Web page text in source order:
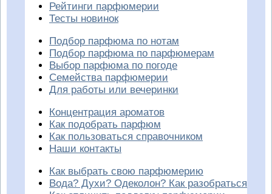
Рейтинги парфюмерии
Тесты новинок
Подбор парфюма по нотам
Подбор парфюма по парфюмерам
Выбор парфюма по погоде
Семейства парфюмерии
Для работы или вечеринки
Концентрация ароматов
Как подобрать парфюм
Как пользоваться справочником
Наши контакты
Как выбрать свою парфюмерию
Вода? Духи? Одеколон? Как разобраться